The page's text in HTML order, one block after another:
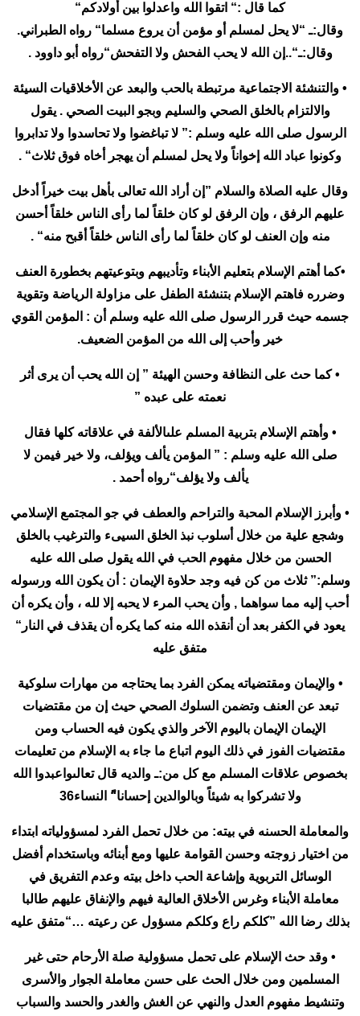
كما قال :“ اتقوا الله واعدلوا بين أولادكم“
وقال:ـ “لا يحل لمسلم أو مؤمن أن يروع مسلما“ رواه الطبراني.
وقال:ـ“..إن الله لا يحب الفحش ولا التفحش“رواه أبو داوود .
• والتنشئة الاجتماعية مرتبطة بالحب والبعد عن الأخلاقيات السيئة
والالتزام بالخلق الصحي والسليم وبجو البيت الصحي . يقول
الرسول صلى الله عليه وسلم :” لا تباغضوا ولا تحاسدوا ولا تدابروا
وكونوا عباد الله إخواناً ولا يحل لمسلم أن يهجر أخاه فوق ثلاث“ .
وقال عليه الصلاة والسلام ”إن أراد الله تعالى بأهل بيت خيراً أدخل
عليهم الرفق ، وإن الرفق لو كان خلقاً لما رأى الناس خلقاً أحسن
منه وإن العنف لو كان خلقاً لما رأى الناس خلقاً أقبح منه“ .
•كما أهتم الإسلام بتعليم الأبناء وتأديبهم وبتوعيتهم بخطورة العنف
وضرره فاهتم الإسلام بتنشئة الطفل على مزاولة الرياضة وتقوية
جسمه حيث قرر الرسول صلى الله عليه وسلم أن : المؤمن القوي
خير وأحب إلى الله من المؤمن الضعيف.
• كما حث على النظافة وحسن الهيئة ” إن الله يحب أن يرى أثر
نعمته على عبده ”
• وأهتم الإسلام بتربية المسلم علىالألفة في علاقاته كلها فقال
صلى الله عليه وسلم : ” المؤمن يألف ويؤلف، ولا خير فيمن لا
يألف ولا يؤلف“رواه أحمد .
• وأبرز الإسلام المحبة والتراحم والعطف في جو المجتمع الإسلامي
وشجع علية من خلال أسلوب نبذ الخلق السيىء والترغيب بالخلق
الحسن من خلال مفهوم الحب في الله يقول صلى الله عليه
وسلم:” ثلاث من كن فيه وجد حلاوة الإيمان : أن يكون الله ورسوله
أحب إليه مما سواهما , وأن يحب المرء لا يحبه إلا لله ، وأن يكره أن
يعود في الكفر بعد أن أنقذه الله منه كما يكره أن يقذف في النار“
متفق عليه
• والإيمان ومقتضياته يمكن الفرد بما يحتاجه من مهارات سلوكية
تبعد عن العنف وتضمن السلوك الصحي حيث إن من مقتضيات
الإيمان الإيمان باليوم الآخر والذي يكون فيه الحساب ومن
مقتضيات الفوز في ذلك اليوم اتباع ما جاء به الإسلام من تعليمات
بخصوص علاقات المسلم مع كل من:ـ والديه قال تعالىواعبدوا الله
ولا تشركوا به شيئاً وبالوالدين إحسانا“ً النساء36
والمعاملة الحسنه في بيته: من خلال تحمل الفرد لمسؤولياته ابتداء
من اختيار زوجته وحسن القوامة عليها ومع أبنائه وباستخدام أفضل
الوسائل التربوية وإشاعة الحب داخل بيته وعدم التفريق في
معاملة الأبناء وغرس الأخلاق العالية فيهم والإنفاق عليهم طالبا
بذلك رضا الله ”كلكم راع وكلكم مسؤول عن رعيته …“متفق عليه
• وقد حث الإسلام على تحمل مسؤولية صلة الأرحام حتى غير
المسلمين ومن خلال الحث على حسن معاملة الجوار والأسرى
وتنشيط مفهوم العدل والنهي عن الغش والغدر والحسد والسباب